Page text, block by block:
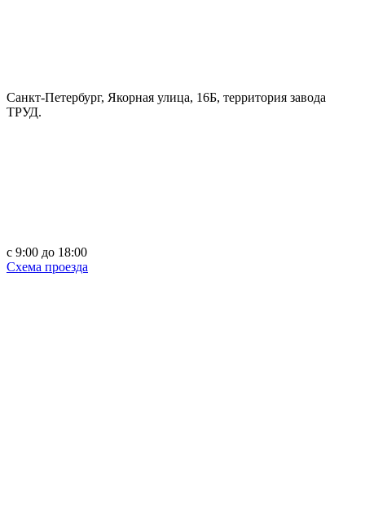
Санкт-Петербург, Якорная улица, 16Б, территория завода
ТРУД.
c 9:00 до 18:00
Схема проезда